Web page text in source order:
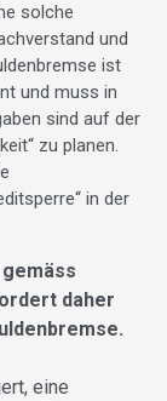
solche
und
ist
und muss in
sind auf der
zu planen.
in der
daher
eine